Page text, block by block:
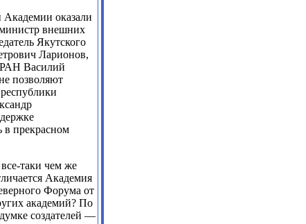
оказали
внешних
Якутского
Ларионов,
РАН Василий
позволяют
в прекрасном
таки чем же
Академия
Форума от
академий? По
создателей —